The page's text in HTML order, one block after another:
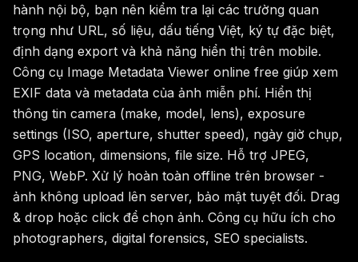
hành nội bộ, bạn nên kiểm tra lại các trường quan
trọng như URL, số liệu, dấu tiếng Việt, ký tự đặc biệt,
định dạng export và khả năng hiển thị trên mobile.
Công cụ Image Metadata Viewer online free giúp xem
EXIF data và metadata của ảnh miễn phí. Hiển thị
thông tin camera (make, model, lens), exposure
settings (ISO, aperture, shutter speed), ngày giờ chụp,
GPS location, dimensions, file size. Hỗ trợ JPEG,
PNG, WebP. Xử lý hoàn toàn offline trên browser -
ảnh không upload lên server, bảo mật tuyệt đối. Drag
& drop hoặc click để chọn ảnh. Công cụ hữu ích cho
photographers, digital forensics, SEO specialists.